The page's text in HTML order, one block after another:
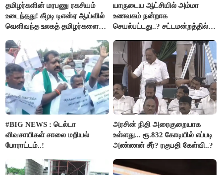
தமிழர்களின் மரபணு ரகசியம்
உடைந்தது! கீழடி டிஎன்ஏ ஆய்வில்
வெளிவந்த உலகத் தமிழர்களை
யாருடைய ஆட்சியில் அம்மா
உணவகம் நன்றாக
செயல்பட்டது..? சட்டமன்றத்தில்
#BIG NEWS : டெல்டா
விவசாயிகள் சாலை மறியல்
போராட்டம்..!
அரசின் நிதி அரைகுறையாக
உள்ளது... ரூ.832 கோடியில் எப்படி
அண்ணன் சீர்? ரகுபதி கேள்வி..?